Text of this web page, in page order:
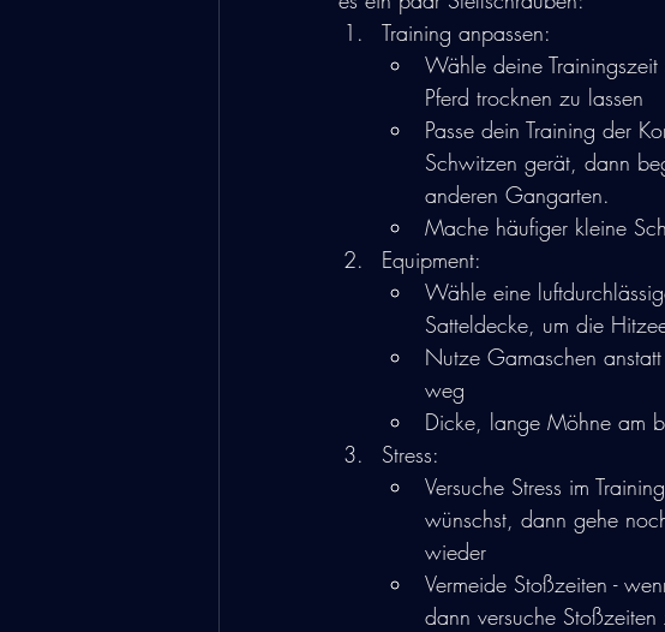
Training anpassen:
Wähle deine
Pferd trocknen zu lassen
Passe dein Training der
Schwitzen gerät, dann
anderen Gangarten.
Mache häufiger kleine
Equipment:
Wähle eine
Satteldecke, um die
Nutze Gamaschen
weg
Dicke, lange Möhne am
Stress:
Versuche Stress im
wünschst, dann gehe
wieder
Vermeide Stoßzeiten -
dann versuche Stoßzeiten